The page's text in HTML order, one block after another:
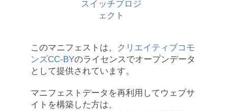
このマニフェストは、
クリエイティブコモ
ンズCC-BYのライセンスでオープンデータ
として提供されています。
マニフェストデータを再利用してウェブサ
イトを構築した方は、